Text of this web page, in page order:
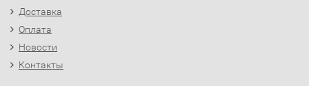
Доставка
Оплата
Новости
Контакты